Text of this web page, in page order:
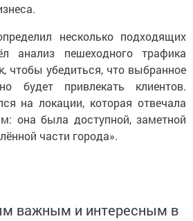
несколько подходящих
анализ пешеходного трафика
чтобы убедиться, что выбранное
будет привлекать клиентов.
на локации, которая отвечала
она была доступной, заметной
части города».
важным и интересным в